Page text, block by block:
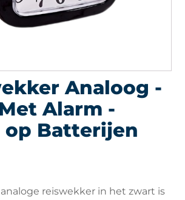
Analoog -
Alarm -
op Batterijen
reiswekker in het zwart is